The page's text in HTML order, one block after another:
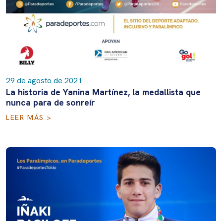
29 de agosto de 2021
La historia de Yanina Martínez, la medallista que
nunca para de sonreír
LEER MÁS >